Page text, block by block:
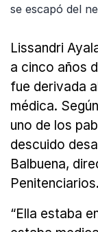
se escapó del
Lissandri
a cinco años
fue derivada
médica.
uno de los
descuido
Balbuena,
Penitenciarios.
“Ella estaba